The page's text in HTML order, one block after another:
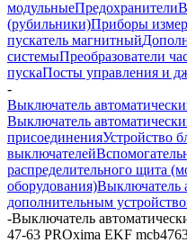
модульныеПредохранители
(рубильники)Приборы
пускатель магнитный
системыПреобразователи
пускаПосты управления и
-
Выключатель
Выключатель
присоединенияУстройство
выключателей
распределительного щита
оборудования)Выключатель
дополнительным
-Выключатель
47-63 PROxima EKF